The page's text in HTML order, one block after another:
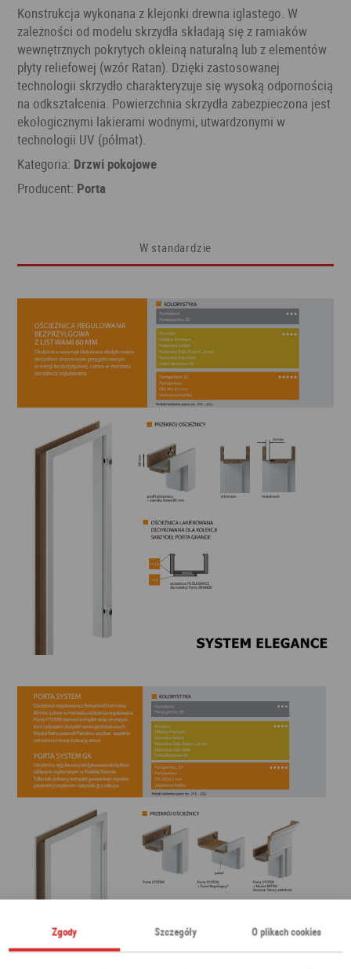
Konstrukcja wykonana z klejonki drewna iglastego. W
zależności od modelu skrzydła składają się z ramiaków
wewnętrznych pokrytych okleiną naturalną lub z elementów
płyty reliefowej (wzór Ratan). Dzięki zastosowanej
technologii skrzydło charakteryzuje się wysoką odpornością
na odkształcenia. Powierzchnia skrzydła zabezpieczona jest
ekologicznymi lakierami wodnymi, utwardzonymi w
technologii UV (półmat).
Kategoria: Drzwi pokojowe
Producent: Porta
W standardzie
Zgody Szczegóły O plikach cookies